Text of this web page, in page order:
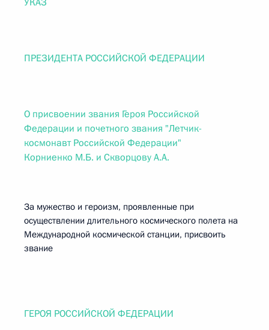
ПРЕЗИДЕНТА РОССИЙСКОЙ ФЕДЕРАЦИИ
О присвоении звания Героя Российской
Федерации и почетного звания "Летчик-
космонавт Российской Федерации"
Корниенко М.Б. и Скворцову А.А.
За мужество и героизм, проявленные при
осуществлении длительного космического полета на
Международной космической станции, присвоить
звание
ГЕРОЯ РОССИЙСКОЙ ФЕДЕРАЦИИ